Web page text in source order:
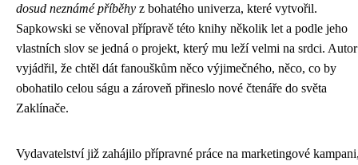
dosud neznámé příběhy z bohatého univerza, které vytvořil.
Sapkowski se věnoval přípravě této knihy několik let a podle jeho
vlastních slov se jedná o projekt, který mu leží velmi na srdci. Autor
vyjádřil, že chtěl dát fanouškům něco výjimečného, něco, co by
obohatilo celou ságu a zároveň přineslo nové čtenáře do světa
Zaklínače.
Vydavatelství již zahájilo přípravné práce na marketingové